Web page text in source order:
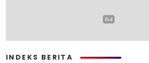
INDEKS BERITA